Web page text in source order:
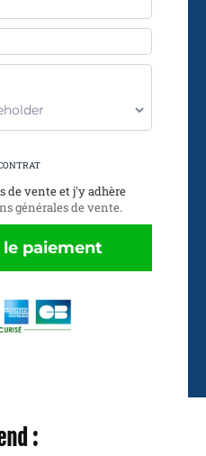
de vente et j'y adhère
générales de vente.
paiement
: